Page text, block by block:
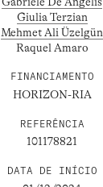
Giulia Terzian
Mehmet Ali Üzelgün
Raquel Amaro
FINANCIAMENTO
HORIZON-RIA
REFERÊNCIA
101178821
DATA DE INÍCIO